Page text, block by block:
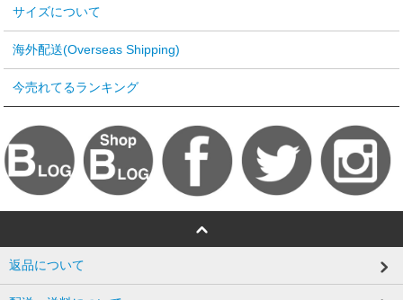
サイズについて
海外配送(Overseas Shipping)
今売れてるランキング
返品について